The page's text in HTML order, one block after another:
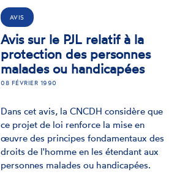
AVIS
Avis sur le PJL relatif à la
protection des personnes
malades ou handicapées
08 FÉVRIER 1990
Dans cet avis, la CNCDH considère que
ce projet de loi renforce la mise en
œuvre des principes fondamentaux des
droits de l'homme en les étendant aux
personnes malades ou handicapées.